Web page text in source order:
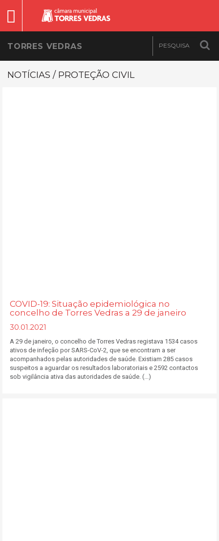
TORRES VEDRAS
NOTÍCIAS / PROTEÇÃO CIVIL
COVID-19: Situação epidemiológica no
concelho de Torres Vedras a 29 de janeiro
30.01.2021
A 29 de janeiro, o concelho de Torres Vedras registava 1534 casos
ativos de infeção por SARS-CoV-2, que se encontram a ser
acompanhados pelas autoridades de saúde. Existiam 285 casos
suspeitos a aguardar os resultados laboratoriais e 2592 contactos
sob vigilância ativa das autoridades de saúde. (...)